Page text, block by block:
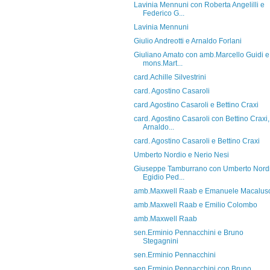
Lavinia Mennuni con Roberta Angelilli e
Federico G...
Lavinia Mennuni
Giulio Andreotti e Arnaldo Forlani
Giuliano Amato con amb.Marcello Guidi e
mons.Mart...
card.Achille Silvestrini
card. Agostino Casaroli
card.Agostino Casaroli e Bettino Craxi
card. Agostino Casaroli con Bettino Craxi,
Arnaldo...
card. Agostino Casaroli e Bettino Craxi
Umberto Nordio e Nerio Nesi
Giuseppe Tamburrano con Umberto
Egidio Ped...
amb.Maxwell Raab e Emanuele
amb.Maxwell Raab e Emilio Colombo
amb.Maxwell Raab
sen.Erminio Pennacchini e Bruno
Stegagnini
sen.Erminio Pennacchini